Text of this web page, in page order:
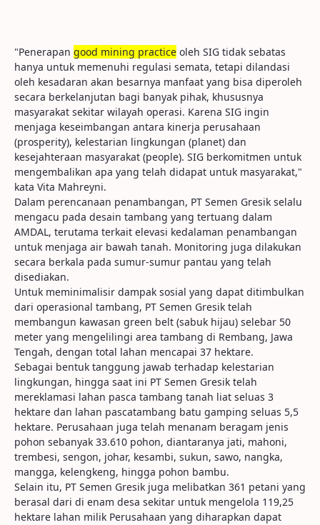
"Penerapan good mining practice oleh SIG tidak sebatas
hanya untuk memenuhi regulasi semata, tetapi dilandasi
oleh kesadaran akan besarnya manfaat yang bisa diperoleh
secara berkelanjutan bagi banyak pihak, khususnya
masyarakat sekitar wilayah operasi. Karena SIG ingin
menjaga keseimbangan antara kinerja perusahaan
(prosperity), kelestarian lingkungan (planet) dan
kesejahteraan masyarakat (people). SIG berkomitmen untuk
mengembalikan apa yang telah didapat untuk masyarakat,"
kata Vita Mahreyni.
Dalam perencanaan penambangan, PT Semen Gresik selalu
mengacu pada desain tambang yang tertuang dalam
AMDAL, terutama terkait elevasi kedalaman penambangan
untuk menjaga air bawah tanah. Monitoring juga dilakukan
secara berkala pada sumur-sumur pantau yang telah
disediakan.
Untuk meminimalisir dampak sosial yang dapat ditimbulkan
dari operasional tambang, PT Semen Gresik telah
membangun kawasan green belt (sabuk hijau) selebar 50
meter yang mengelilingi area tambang di Rembang, Jawa
Tengah, dengan total lahan mencapai 37 hektare.
Sebagai bentuk tanggung jawab terhadap kelestarian
lingkungan, hingga saat ini PT Semen Gresik telah
mereklamasi lahan pasca tambang tanah liat seluas 3
hektare dan lahan pascatambang batu gamping seluas 5,5
hektare. Perusahaan juga telah menanam beragam jenis
pohon sebanyak 33.610 pohon, diantaranya jati, mahoni,
trembesi, sengon, johar, kesambi, sukun, sawo, nangka,
mangga, kelengkeng, hingga pohon bambu.
Selain itu, PT Semen Gresik juga melibatkan 361 petani yang
berasal dari di enam desa sekitar untuk mengelola 119,25
hektare lahan milik Perusahaan yang diharapkan dapat